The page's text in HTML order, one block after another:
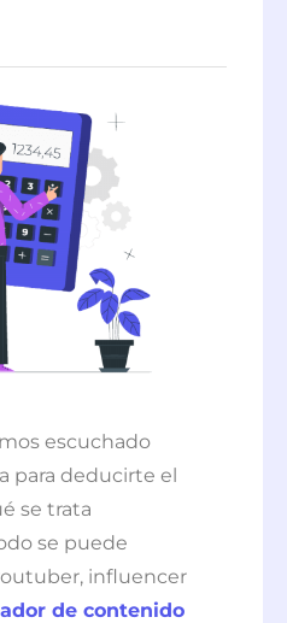
escuchado
para deducirte el
se trata
se puede
influencer
de contenido